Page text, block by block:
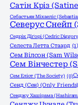
Сатін Кріз
Себастьян Міхаеліс
Северус Снейп
Седрік Діґорі (Cedric
Селеста Летта Стаард
Сем Вілсон (Sam
Сем Вінчестер
Сем Еліот (The Society) (0)
Сенд (Сен) (Only Friends)
Сенджу Хашірама